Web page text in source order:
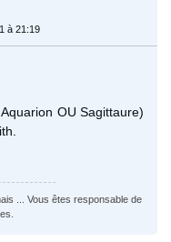
à 21:19
OU Sagittaure)
... Vous êtes responsable de